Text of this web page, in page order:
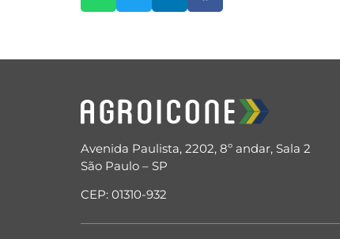
Avenida Paulista, 2202, 8º andar, Sala 2
São Paulo – SP
CEP: 01310-932